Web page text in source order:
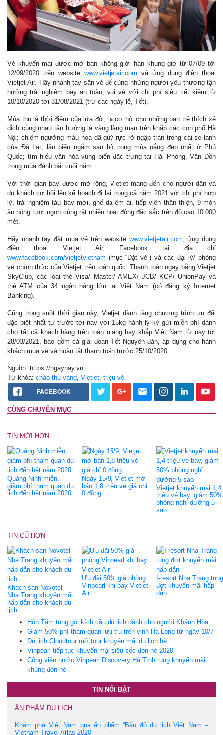
Vé khuyến mại được mở bán không giới hạn khung giờ từ 07/09 tới
12/09/2020 trên website www.vietjetair.com và ứng dụng điện thoại
Vietjet Air. Hãy nhanh tay săn vé để cùng những người yêu thương tận
hưởng trải nghiệm bay an toàn, vui vẻ với chi phí siêu tiết kiệm từ
10/10/2020 tới 31/08/2021 (trừ các ngày lễ, Tết).
Mùa thu là thời điểm của lứa đôi, là cơ hội cho những bạn trẻ thích xê
dịch cùng nhau tận hưởng lá vàng lãng mạn trên khắp các con phố Hà
Nội; chiêm ngưỡng màu hoa dã quỳ rực rỡ ngập tràn trong cái se lạnh
của Đà Lạt; lặn biển ngắm san hô trong mùa nắng đẹp nhất ở Phú
Quốc; tìm hiểu văn hóa vùng biển đặc trưng tại Hải Phòng, Vân Đồn
trong mùa đánh bắt cuối năm…
Với thời gian bay được mở rộng, Vietjet mang đến cho người dân và
du khách cơ hội lên kế hoạch đi lại trong cả năm 2021 với chi phí hợp
lý, trải nghiệm tàu bay mới, ghế da êm ái, tiếp viên thân thiện, 9 món
ăn nóng tươi ngon cùng rất nhiều hoạt động đặc sắc trên độ cao 10.000
mét.
Hãy nhanh tay đặt mua vé trên website www.vietjetair.com , ứng dụng
điện thoại Vietjet Air, Facebook tại địa chỉ
www.facebook.com/vietjetvietnam (mục “Đặt vé”) và các đại lý/ phòng
vé chính thức của Vietjet trên toàn quốc. Thanh toán ngay bằng Vietjet
SkyClub, các loại thẻ Visa/ Master/ AMEX/ JCB/ KCP/ UnionPay và
thẻ ATM của 34 ngân hàng lớn tại Việt Nam (có đăng ký Internet
Banking).
Cũng trong suốt thời gian này, Vietjet dành tặng chương trình ưu đãi
đặc biệt nhất từ trước tới nay với 15kg hành lý ký gửi miễn phí dành
cho tất cả khách hàng trên toàn mạng bay khắp Việt Nam từ nay tới
28/03/2021, bao gồm cả giai đoạn Tết Nguyên đán, áp dụng cho hành
khách mua vé và hoàn tất thanh toán trước 25/10/2020.
Nguồn: https://ngaynay.vn
Từ khóa: chào thu vàng Vietjet triệu vé
FACEBOOK
CÙNG CHUYÊN MỤC
TIN MỚI HƠN
Quảng Ninh miễn,
giảm phí tham quan du
lịch đến hết năm 2020
Ngày 15/9, Vietjet mở
bán 1,8 triệu vé giá chỉ
0 đồng
Vietjet khuyến mại 1,4
triệu vé bay, giảm 50%
phòng nghỉ dưỡng 5
sao
TIN CŨ HƠN
Khách sạn Novotel
Nha Trang khuyến mãi
hấp dẫn cho khách du
lịch
Ưu đãi 50% giá phòng
Vinpearl khi bay Vietjet
Air
I-resort Nha Trang tung
đợt khuyến mãi hấp
dẫn
Hòn Tằm tung gói kích cầu du lịch dành cho người Khánh Hòa
Giảm 50% phí tham quan lưu trú trên vịnh Hạ Long từ ngày 10/7
Du lịch Cloudtour mở tour khuyến mãi du lịch hè
Vinpearl tiếp tục khuyến mại siêu sốc đón hè 2020
Công viên nước Vinpearl Discovery Hà Tĩnh tung khuyến mãi
khủng đón hè
TIN NỔI BẬT
ẤN PHẨM DU LỊCH
Khám phá Việt Nam qua ấn phẩm “Bản đồ du lịch Việt Nam –
Vietnam Travel Atlas 2020”